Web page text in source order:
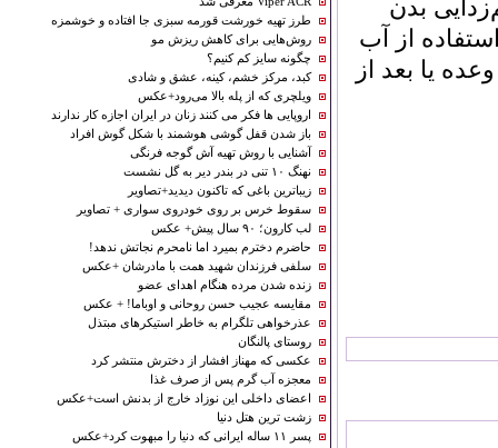
بدن
از آب
یا بعد از
طرز تهیه خورشت قورمه سبزی جا افتاده و خوشمزه
روش‌هایی برای کاهش ریزش مو
چگونه سایز کم کنیم؟
کبد، مرکز خشم، کینه، عشق و شادی
ویلچری که از پله بالا می‌رود+عکس
اروپایی ها فکر می کنند زنان در ایران اجازه کار ندارند
باز شدن قفل گوشی هوشمند با شکل گوش افراد
آشنایی با روش تهیه آش گوجه‌ فرنگی
نهنگ ۱۰ تنی در بندر دیر به گل نشست
زیباترین باغی که تاکنون دیدید+تصاویر
سقوط خرس بر روی خودروی سواری + تصاویر
لب کارون؛ ۹۰ سال پیش+ عکس
حاضرم دخترم بمیرد اما نامحرم نجاتش ندهد!
سلفی فرزندان شهید همت با مادرشان +عکس
زنده شدن مرده هنگام اهدای عضو
مقایسه عجیب حسن روحانی و اوباما! + عکس
عذرخواهی تلگرام به خاطر استیکرهای مبتذل
روستای پالنگان
عکسی که مهناز افشار از دخترش منتشر کرد
‌معجزه آب گرم پس از صرف غذا
اعضای داخلی این نوزاد خارج از بدنش است+عکس
زشت ترین هتل دنیا
پسر ۱۱ ساله ایرانی که دنیا را مبهوت کرد+عکس